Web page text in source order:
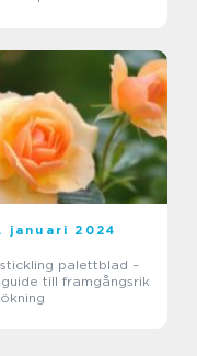
januari 2024
palettblad –
guide till framgångsrik